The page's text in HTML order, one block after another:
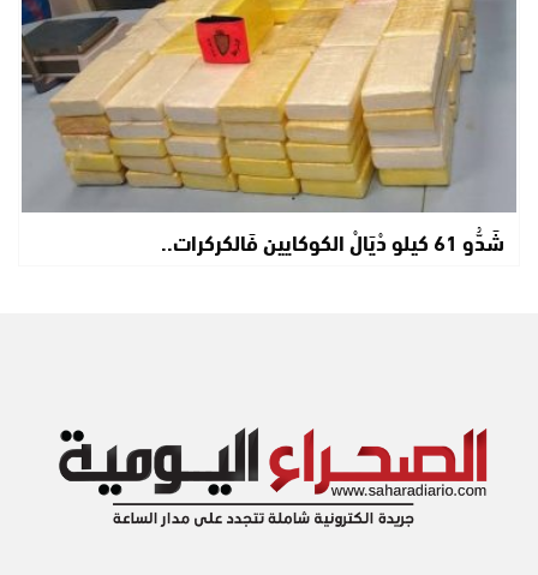
شَدُّو 61 كيلو دْيَالْ الكوكايين فَالكركرات..